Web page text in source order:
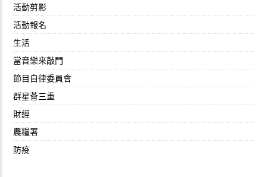
活動剪影
活動報名
生活
當音樂來敲門
節目自律委員會
群星薈三重
財經
農糧署
防疫